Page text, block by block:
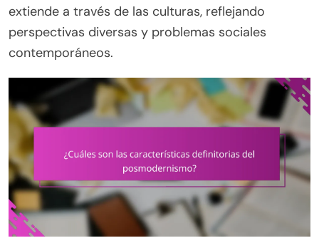
extiende a través de las culturas, reflejando
perspectivas diversas y problemas sociales
contemporáneos.